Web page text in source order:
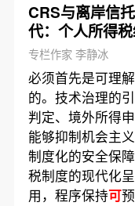
CRS与离岸信
代：个人所得
技术化识别
专栏作家 李静冰
必须首先是可理解
的。技术治理的
判定、境外所得
能够抑制机会主
制度化的安全保
税制度的现代化
用，程序保持可